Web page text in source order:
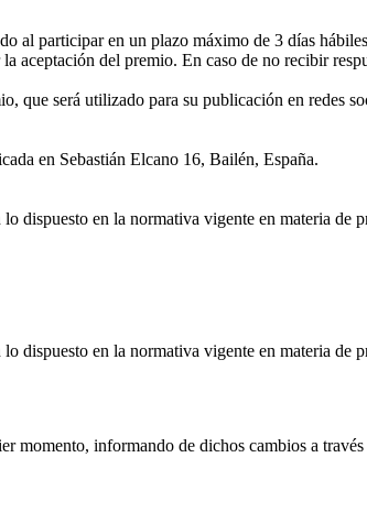
al participar en un plazo máximo de 3 días
aceptación del premio. En caso de no recibir
será utilizado para su publicación en redes
en Sebastián Elcano 16, Bailén, España.
dispuesto en la normativa vigente en materia
dispuesto en la normativa vigente en materia
momento, informando de dichos cambios a